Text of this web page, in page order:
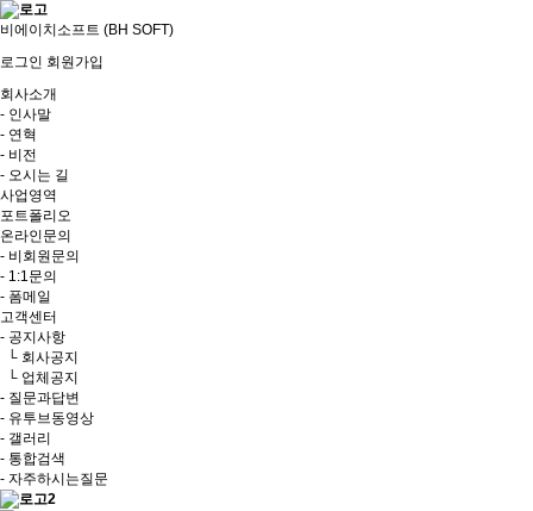
비에이치소프트 (BH SOFT)
로그인 회원가입
회사소개
- 인사말
- 연혁
- 비전
- 오시는 길
사업영역
포트폴리오
온라인문의
- 비회원문의
- 1:1문의
- 폼메일
고객센터
- 공지사항
└ 회사공지
└ 업체공지
- 질문과답변
- 유투브동영상
- 갤러리
- 통합검색
- 자주하시는질문